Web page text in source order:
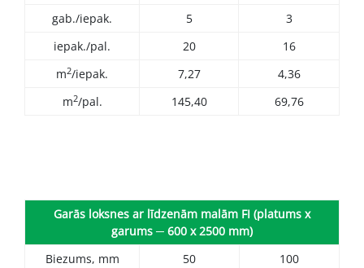
gab./iepak.
5
3
iepak./pal.
20
16
m2/iepak. 7,27
4,36
m2/pal. 145,40 69,76
Garās loksnes ar līdzenām malām FI (platums x
garums ─ 600 x 2500 mm)
Biezums, mm
50
100